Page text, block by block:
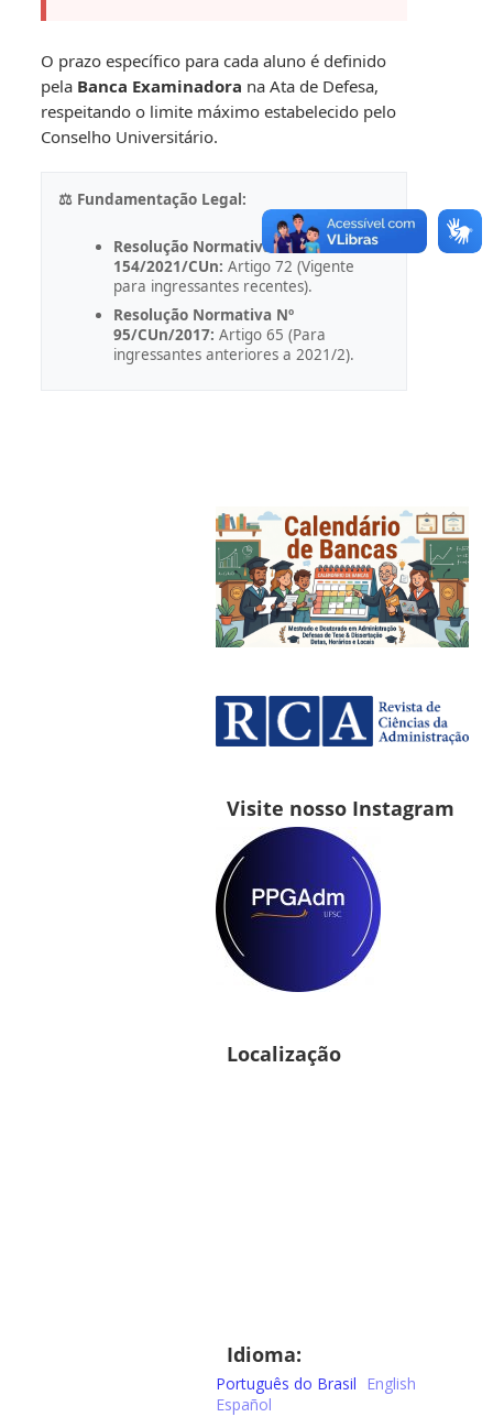
O prazo específico para cada aluno é definido
pela Banca Examinadora na Ata de Defesa,
respeitando o limite máximo estabelecido pelo
Conselho Universitário.
⚖️ Fundamentação Legal:
Resolução Normativa Nº
154/2021/CUn: Artigo 72 (Vigente
para ingressantes recentes).
Resolução Normativa Nº
95/CUn/2017: Artigo 65 (Para
ingressantes anteriores a 2021/2).
Visite nosso Instagram
Localização
Idioma:
Português do Brasil
English
Español